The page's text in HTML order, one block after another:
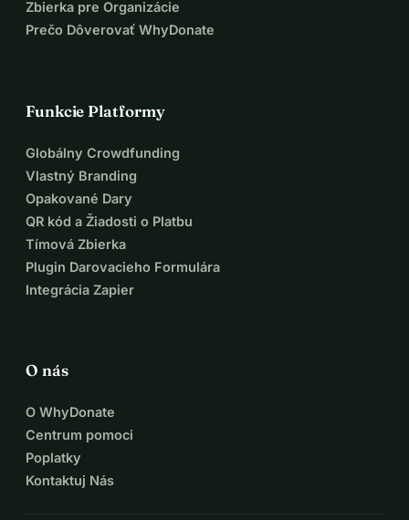
Zbierka pre Organizácie
Prečo Dôverovať WhyDonate
Funkcie Platformy
Globálny Crowdfunding
Vlastný Branding
Opakované Dary
QR kód a Žiadosti o Platbu
Tímová Zbierka
Plugin Darovacieho Formulára
Integrácia Zapier
O nás
O WhyDonate
Centrum pomoci
Poplatky
Kontaktuj Nás